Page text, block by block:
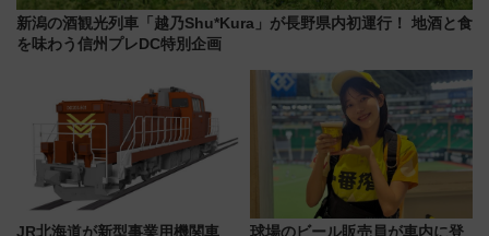
新潟の酒観光列車「越乃Shu*Kura」が長野県内初運行！ 地酒と食
を味わう信州プレDC特別企画
JR北海道が新型事業用機関車
球場のビール販売員が車内に登